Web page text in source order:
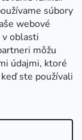
súbory
webové
oblasti
môžu
údajmi, ktoré
ste používali